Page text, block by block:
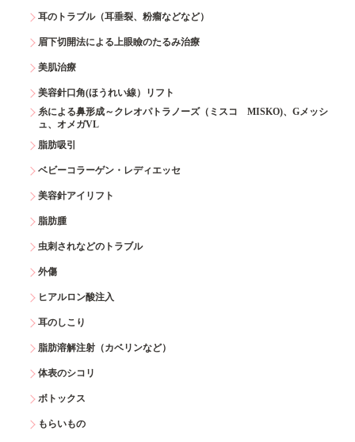
耳のトラブル（耳垂裂、粉瘤などなど）
眉下切開法による上眼瞼のたるみ治療
美肌治療
美容針口角(ほうれい線）リフト
糸による鼻形成～クレオパトラノーズ（ミスコ MISKO)、Gメッシ
ュ、オメガVL
脂肪吸引
ベビーコラーゲン・レディエッセ
美容針アイリフト
脂肪腫
虫刺されなどのトラブル
外傷
ヒアルロン酸注入
耳のしこり
脂肪溶解注射（カベリンなど）
体表のシコリ
ボトックス
もらいもの